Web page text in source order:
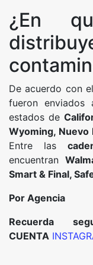
¿En
De acuerdo con
fueron enviados
estados de
Wyoming, Nuevo
Entre las
encuentran
Smart & Final,
Por Agencia
Recuerda
CUENTA